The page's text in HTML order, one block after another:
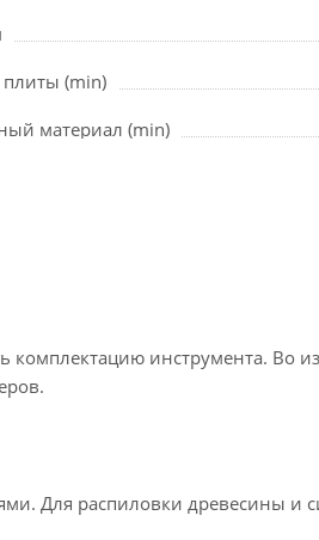
(min)
материал (min)
комплектацию инструмента. Во
Для распиловки древесины и